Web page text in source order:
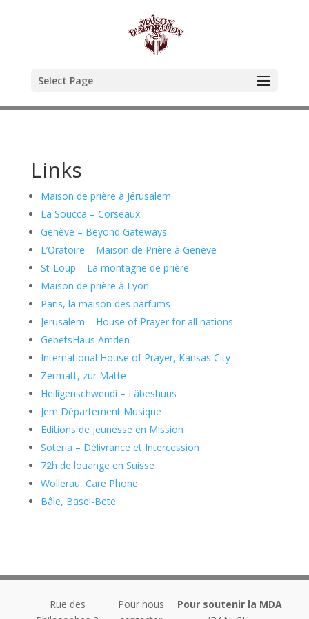
Select Page
Links
Maison de prière à Jérusalem
La Soucca – Corseaux
Genève – Beyond Gateways
L’Oratoire – Maison de Prière à Genève
St-Loup – La montagne de prière
Maison de prière à Lyon
Paris, la maison des parfums
Jerusalem – House of Prayer for all nations
GebetsHaus Amden
International House of Prayer, Kansas City
Zermatt, zur Matte
Heiligenschwendi – Läbeshuus
Jem Département Musique
Editions de Jeunesse en Mission
Soteria – Délivrance et Intercession
72h de louange en Suisse
Wollerau, Care Phone
Bâle, Basel-Bete
Rue des
Pour nous
Pour soutenir la MDA